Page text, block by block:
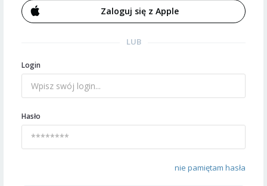
Zaloguj się z Apple
LUB
Login
Hasło
nie pamiętam hasła